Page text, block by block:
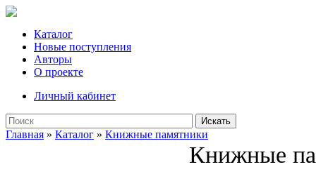
Каталог
Новые поступления
Авторы
О проекте
Личный кабинет
Искать
Главная » Каталог » Книжные памятники
Книжные